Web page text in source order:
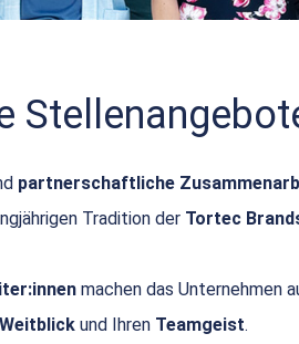
partnerschaftliche
Tradition der Tortec
machen das Unternehmen
Weitblick und Ihren Teamgeist.